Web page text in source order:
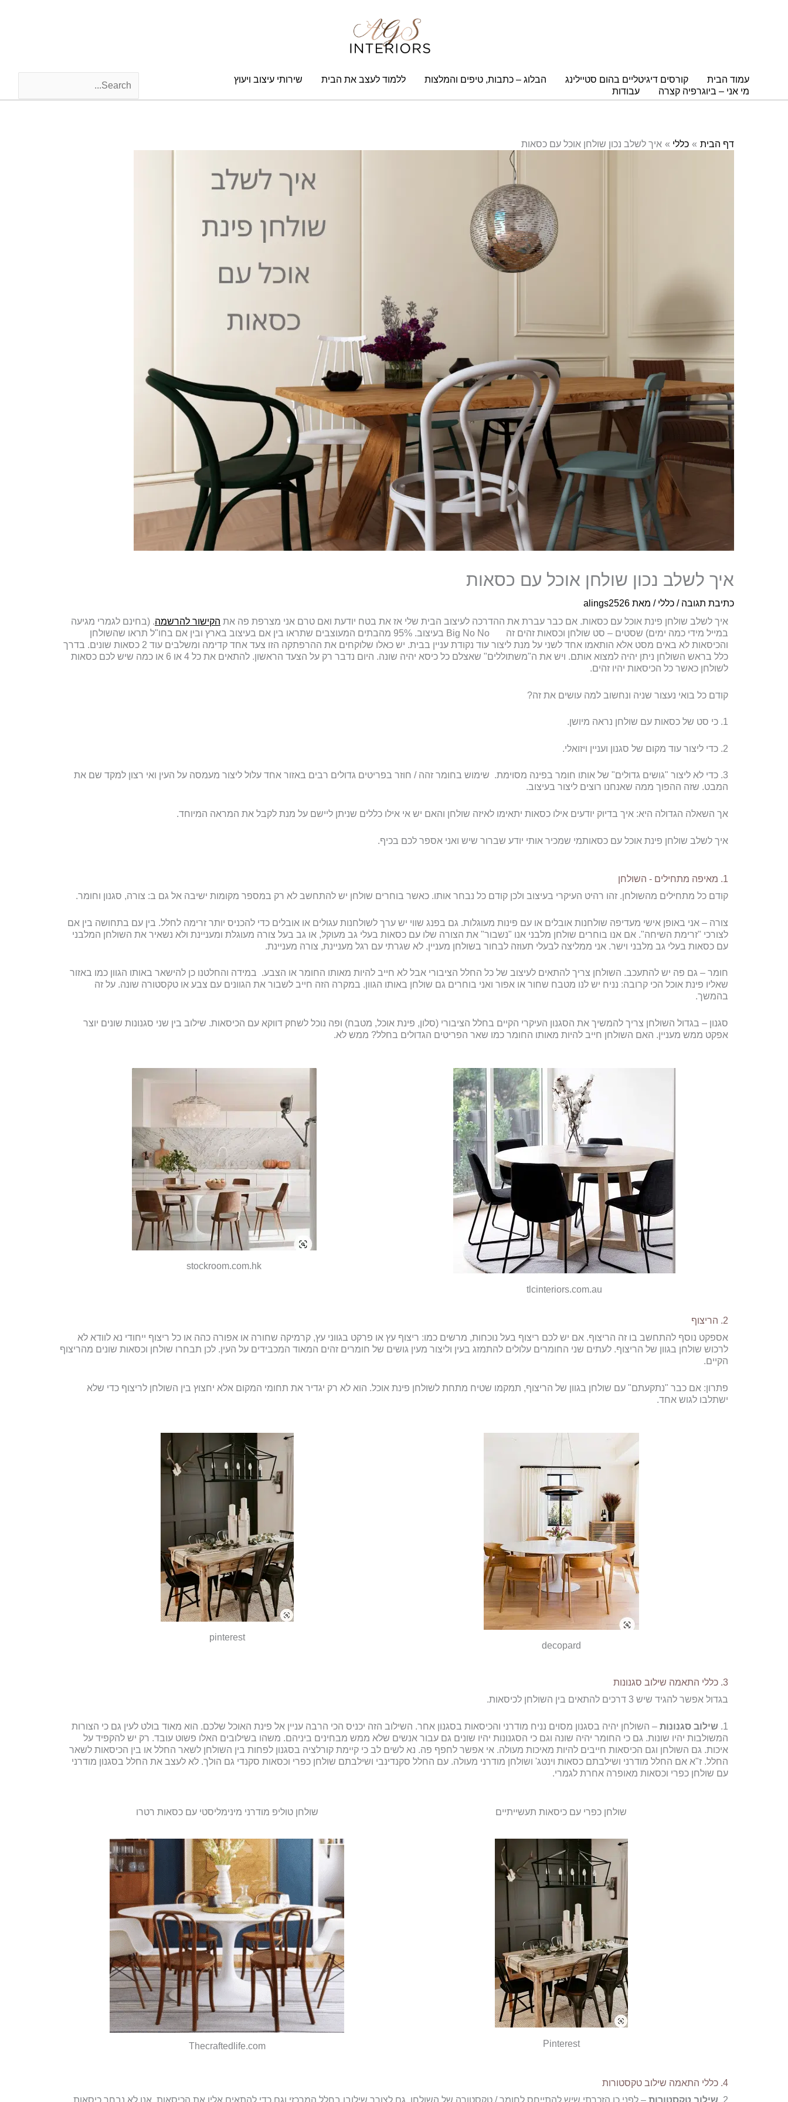
עמוד הבית קורסים דיגיטליים בהום סטיילינג הבלוג – כתבות, טיפים והמלצות ללמוד לעצב את הבית
שירותי עיצוב ויעוץ
מי אני – ביוגרפיה קצרה
עבודות
דף הבית כללי איך לשלב נכון שולחן אוכל עם כסאות
איך לשלב נכון שולחן אוכל עם כסאות
כתיבת תגובה / כללי / מאת alings2526
איך לשלב שולחן פינת אוכל עם כסאות. אם כבר עברת את ההדרכה לעיצוב הבית שלי אז את בטח יודעת ואם טרם אני מצרפת פה את הקישור להרשמה. (בחינם לגמרי מגיעה
במייל מידי כמה ימים) שסטים – סט שולחן וכסאות זהים זה Big No No בעיצוב. 95% מהבתים המעוצבים שתראו בין אם בעיצוב בארץ ובין אם בחו"ל תראו שהשולחן
והכיסאות לא באים מסט אלא הותאמו אחד לשני על מנת ליצור עוד נקודת עניין בבית. יש כאלו שלוקחים את ההרפתקה הזו צעד אחד קדימה ומשלבים עוד 2 כסאות שונים. בדרך
כלל בראש השולחן ניתן יהיה למצוא אותם. ויש את ה"משתוללים" שאצלם כל כיסא יהיה שונה. היום נדבר רק על הצעד הראשון. להתאים את כל 4 או 6 או כמה שיש לכם כסאות
לשולחן כאשר כל הכיסאות יהיו זהים.
קודם כל בואי נעצור שניה ונחשוב למה עושים את זה?
1. כי סט של כסאות עם שולחן נראה מיושן.
2. כדי ליצור עוד מקום של סגנון ועניין ויזואלי.
3. כדי לא ליצור "גושים גדולים" של אותו חומר בפינה מסוימת. שימוש בחומר זהה / חוזר בפריטים גדולים רבים באזור אחד עלול ליצור מעמסה על העין ואי רצון למקד שם את
המבט. שזה ההפוך ממה שאנחנו רוצים ליצור בעיצוב.
אך השאלה הגדולה היא: איך בדיוק יודעים אילו כסאות יתאימו לאיזה שולחן והאם יש אי אילו כללים שניתן ליישם על מנת לקבל את המראה המיוחד.
איך לשלב שולחן פינת אוכל עם כסאותמי שמכיר אותי יודע שברור שיש ואני אספר לכם בכיף.
1. מאיפה מתחילים - השולחן
קודם כל מתחילים מהשולחן. זהו רהיט העיקרי בעיצוב ולכן קודם כל נבחר אותו. כאשר בוחרים שולחן יש להתחשב לא רק במספר מקומות ישיבה אל גם ב: צורה, סגנון וחומר.
צורה – אני באופן אישי מעדיפה שולחנות אובלים או עם פינות מעוגלות. גם בפנג שווי יש ערך לשולחנות עגולים או אובלים כדי להכניס יותר זרימה לחלל. בין עם בתחושה בין אם
לצורכי "זרימת השיחה". אם אנו בוחרים שולחן מלבני אנו "נשבור" את הצורה שלו עם כסאות בעלי גב מעוקל, או גב בעל צורה מעוגלת ומעניינת ולא נשאיר את השולחן המלבני
עם כסאות בעלי גב מלבני וישר. אני ממליצה לבעלי תעוזה לבחור בשולחן מעניין. לא שגרתי עם רגל מעניינת, צורה מעניינת.
חומר – גם פה יש להתעכב. השולחן צריך להתאים לעיצוב של כל החלל הציבורי אבל לא חייב להיות מאותו החומר או הצבע. במידה והחלטנו כן להישאר באותו הגוון כמו באזור
שאליו פינת אוכל הכי קרובה: נניח יש לנו מטבח שחור או אפור ואני בוחרים גם שולחן באותו הגוון. במקרה הזה חייב לשבור את הגוונים עם צבע או טקסטורה שונה. על זה
בהמשך.
סגנון – בגדול השולחן צריך להמשיך את הסגנון העיקרי הקיים בחלל הציבורי (סלון, פינת אוכל, מטבח) ופה נוכל לשחק דווקא עם הכיסאות. שילוב בין שני סגנונות שונים יוצר
אפקט ממש מעניין. האם השולחן חייב להיות מאותו החומר כמו שאר הפריטים הגדולים בחלל? ממש לא.
tlcinteriors.com.au
stockroom.com.hk
2. הריצוף
אספקט נוסף להתחשב בו זה הריצוף. אם יש לכם ריצוף בעל נוכחות, מרשים כמו: ריצוף עץ או פרקט בגווני עץ, קרמיקה שחורה או אפורה כהה או כל ריצוף ייחודי נא לוודא לא
לרכוש שולחן בגוון של הריצוף. לעתים שני החומרים עלולים להתמזג בעין וליצור מעין גושים של חומרים זהים המאוד המכבידים על העין. לכן תבחרו שולחן וכסאות שונים מהריצוף
הקיים.
פתרון: אם כבר "נתקעתם" עם שולחן בגוון של הריצוף, תמקמו שטיח מתחת לשולחן פינת אוכל. הוא לא רק יגדיר את תחומי המקום אלא יחצוץ בין השולחן לריצוף כדי שלא
ישתלבו לגוש אחד.
decopard
pinterest
3. כללי התאמה שילוב סגנונות
בגדול אפשר להגיד שיש 3 דרכים להתאים בין השולחן לכיסאות.
1. שילוב סגנונות – השולחן יהיה בסגנון מסוים נניח מודרני והכיסאות בסגנון אחר. השילוב הזה יכניס הכי הרבה עניין אל פינת האוכל שלכם. הוא מאוד בולט לעין גם כי הצורות
המשולבות יהיו שונות. גם כי החומר יהיה שונה וגם כי הסגנונות יהיו שונים גם עבור אנשים שלא ממש מבחינים ביניהם. משהו בשילובים האלו פשוט עובד. רק יש להקפיד על
איכות. גם השולחן וגם הכיסאות חייבים להיות מאיכות מעולה. אי אפשר לחפף פה. נא לשים לב כי קיימת קורלציה בסגנון לפחות בין השולחן לשאר החלל או בין הכיסאות לשאר
החלל. ז"א אם החלל מודרני ושילבתם כסאות וינטג' ושולחן מודרני מעולה. עם החלל סקנדינבי ושילבתם שולחן כפרי וכסאות סקנדי גם הולך. לא לעצב את החלל בסגנון מודרני
עם שולחן כפרי וכסאות מאופרה אחרת לגמרי.
שולחן כפרי עם כיסאות תעשייתיים
Pinterest
שולחן טוליפ מודרני מינימליסטי עם כסאות רטרו
Thecraftedlife.com
4. כללי התאמה שילוב טקסטורות
2. שילוב טקסטורות – לפני כן הזכרתי שיש להתייחס לחומר / טקסטורה של השולחן. גם לצורך שילובו בחלל המרכזי וגם כדי להתאים אליו את הכיסאות. אנו לא נבחר כיסאות